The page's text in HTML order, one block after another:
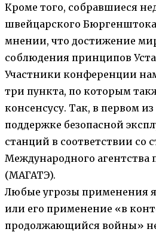
Кроме того, собравшиеся
швейцарского
мнении, что достижение
соблюдения принципов
Участники конференции
три пункта, по которым
консенсусу. Так, в первом
поддержке безопасной
станций в соответствии со
Международного агентства
(МАГАТЭ).
Любые угрозы применения
или его применение «в
продолжающийся войны»